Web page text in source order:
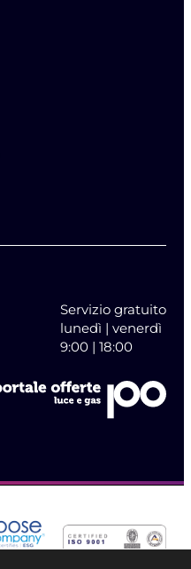
Servizio gratuito
lunedì | venerdì
9:00 | 18:00